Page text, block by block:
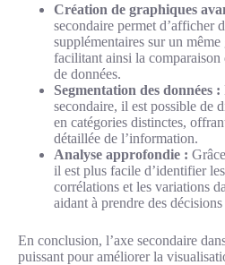
Création de graphiques
secondaire permet d’afficher
supplémentaires sur un même
facilitant ainsi la comparaison
de données.
Segmentation des données :
secondaire, il est possible de
en catégories distinctes,
détaillée de l’information.
Analyse approfondie :
il est plus facile d’identifier
corrélations et les variations
aidant à prendre des décisions
En conclusion, l’axe secondaire
puissant pour améliorer la